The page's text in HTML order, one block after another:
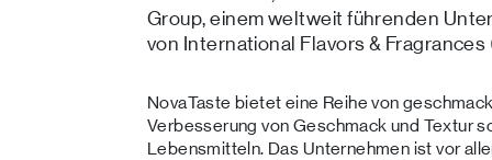
Group, einem weltweit führenden
von International Flavors & Fragrances
NovaTaste bietet eine Reihe von
Verbesserung von Geschmack und Textur
Lebensmitteln. Das Unternehmen ist vor